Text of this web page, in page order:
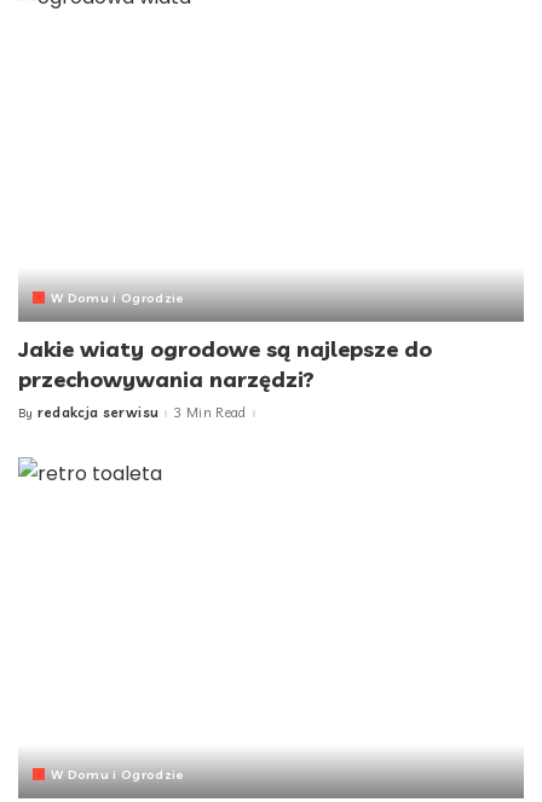
W Domu i Ogrodzie
Jakie wiaty ogrodowe są najlepsze do
przechowywania narzędzi?
Posted
By redakcja serwisu 3 Min Read
W Domu i Ogrodzie